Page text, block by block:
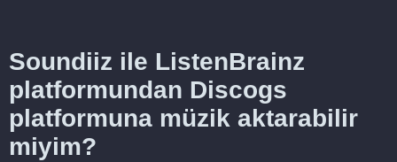
Soundiiz ile ListenBrainz
platformundan Discogs
platformuna müzik aktarabilir
miyim?